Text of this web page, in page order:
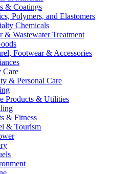
& Coatings
Polymers, and Elastomers
Chemicals
& Wastewater Treatment
Footwear & Accessories
Care
& Personal Care
Products & Utilities
& Fitness
& Tourism